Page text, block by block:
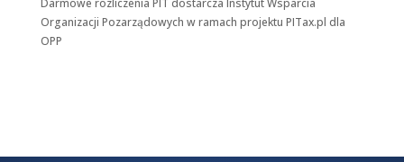
Organizacji Pozarządowych w ramach projektu PITax.pl dla
OPP